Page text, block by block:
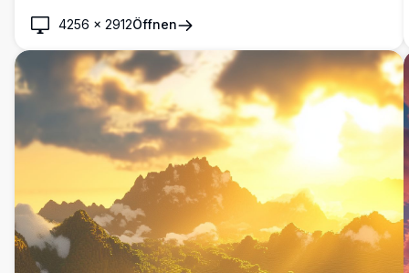
4256 × 2912Öffnen